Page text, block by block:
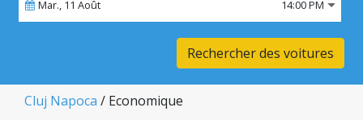
Mar., 11 Août 14:00 PM
Rechercher des voitures
Cluj Napoca / Economique